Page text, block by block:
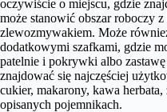
oczywiście o miejscu, gdzie
może stanowić obszar roboczy z
zlewozmywakiem. Może
dodatkowymi szafkami, gdzie
patelnie i pokrywki albo
znajdować się najczęściej
cukier, makarony, kawa
opisanych pojemnikach.